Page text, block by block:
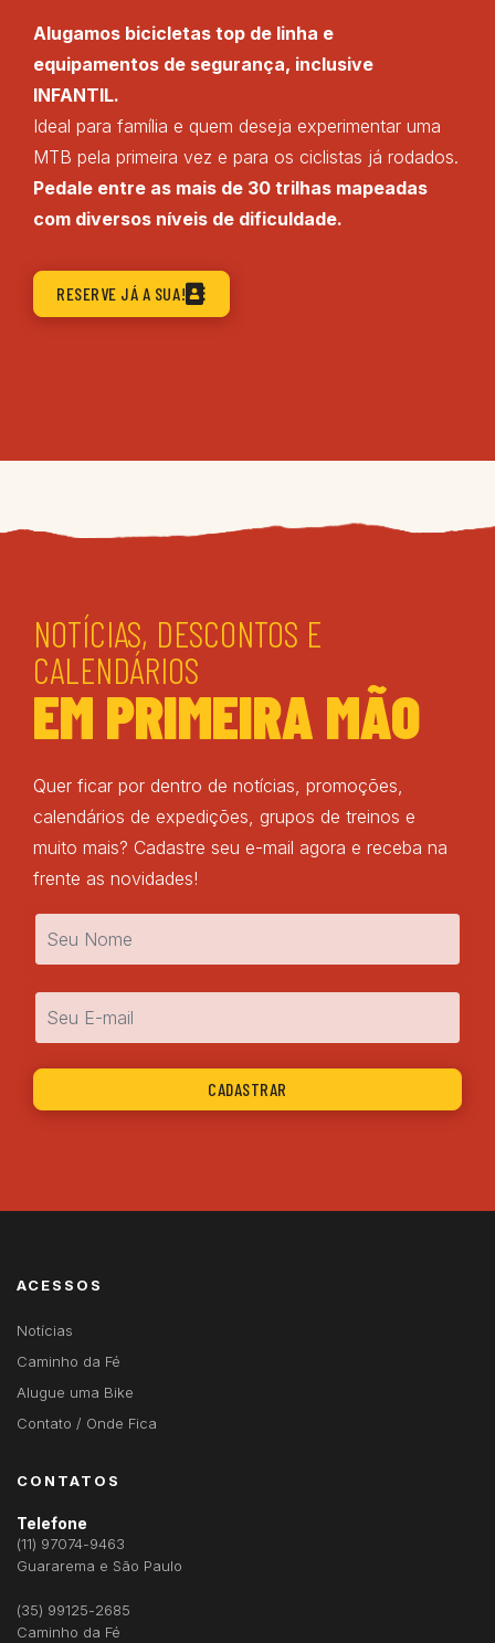
Alugamos bicicletas top de linha e
equipamentos de segurança, inclusive
INFANTIL.
Ideal para família e quem deseja experimentar uma
MTB pela primeira vez e para os ciclistas já rodados.
Pedale entre as mais de 30 trilhas mapeadas
com diversos níveis de dificuldade.
RESERVE JÁ A SUA!
NOTÍCIAS, DESCONTOS E
CALENDÁRIOS
EM PRIMEIRA MÃO
Quer ficar por dentro de notícias, promoções,
calendários de expedições, grupos de treinos e
muito mais? Cadastre seu e-mail agora e receba na
frente as novidades!
ACESSOS
Notícias
Caminho da Fé
Alugue uma Bike
Contato / Onde Fica
CONTATOS
Telefone
(11) 97074-9463
Guararema e São Paulo
(35) 99125-2685
Caminho da Fé